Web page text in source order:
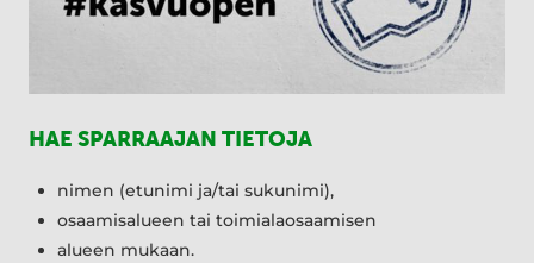
HAE SPARRAAJAN TIETOJA
nimen (etunimi ja/tai sukunimi),
osaamisalueen tai toimialaosaamisen
alueen mukaan.